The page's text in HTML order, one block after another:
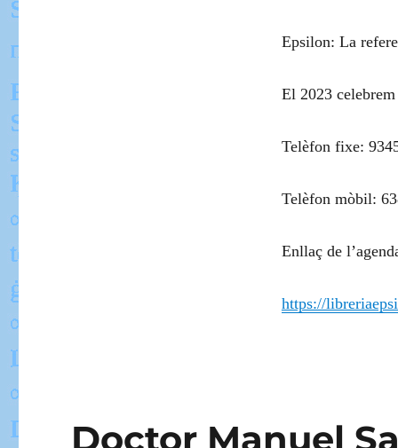
Epsilon: La
El 2023
Telèfon fixe:
Telèfon mòbil:
Enllaç de
https://
Doctor Manuel